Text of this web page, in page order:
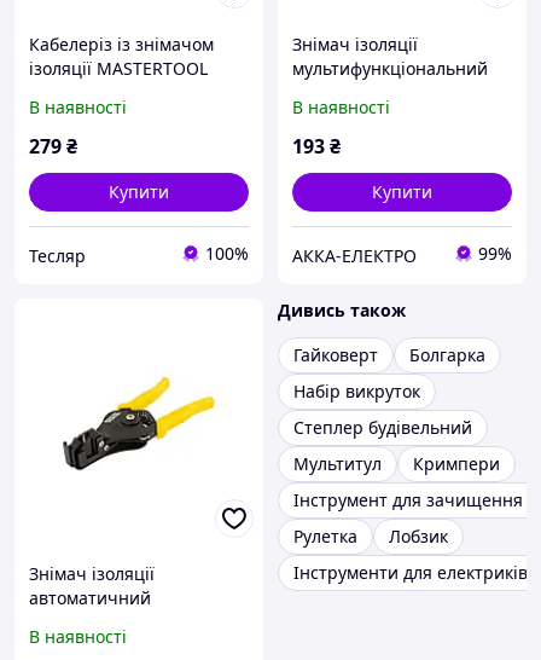
Кабелеріз із знімачом
ізоляції MASTERTOOL
В наявності
279₴
Купити
Тесляр 100%
Знімач ізоляції
мультифункціональний
Mn65 75-2273
В наявності
193₴
Купити
АККА-ЕЛЕКТРО 99%
Знімач ізоляції
автоматичний
SK5 75-2274
В наявності
Дивись також
Гайковерт
Болгарка
Набір викруток
Степлер будівельний
Мультитул
Кримпери
Інструмент для зачищення
Рулетка
Лобзик
Інструменти для електриків